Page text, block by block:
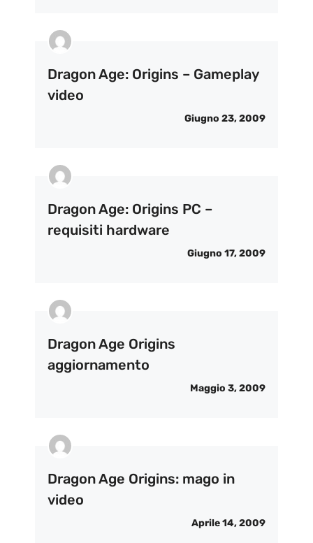
Dragon Age: Origins – Gameplay
video
Giugno 23, 2009
Dragon Age: Origins PC –
requisiti hardware
Giugno 17, 2009
Dragon Age Origins
aggiornamento
Maggio 3, 2009
Dragon Age Origins: mago in
video
Aprile 14, 2009